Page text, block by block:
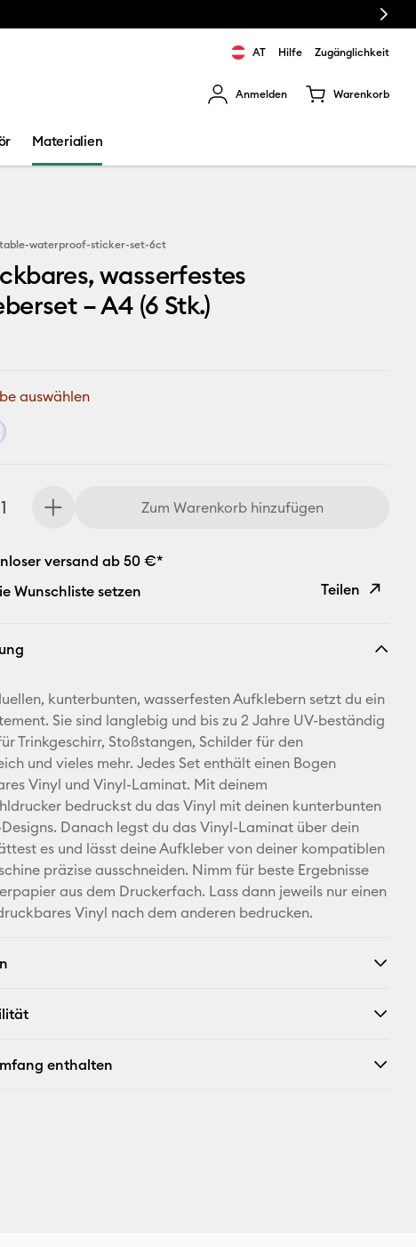
Next
AT Hilfe Zugänglichkeit
Anmelden Warenkorb
Materialien
waterproof-sticker-set-6ct
wasserfestes
– A4 (6 Stk.)
auswählen
Zum Warenkorb hinzufügen
versand ab 50 €*
Wunschliste setzen
Teilen
E-Mail-
Adresse
Pinterest
Facebook
X
kunterbunten, wasserfesten Aufklebern setzt du ein
Sie sind langlebig und bis zu 2 Jahre UV-beständig
Trinkgeschirr, Stoßstangen, Schilder für den
und vieles mehr. Jedes Set enthält einen Bogen
Vinyl und Vinyl-Laminat. Mit deinem
bedruckst du das Vinyl mit deinen kunterbunten
Danach legst du das Vinyl-Laminat über dein
es und lässt deine Aufkleber von deiner kompatiblen
präzise ausschneiden. Nimm für beste Ergebnisse
aus dem Druckerfach. Lass dann jeweils nur einen
Vinyl nach dem anderen bedrucken.
enthalten